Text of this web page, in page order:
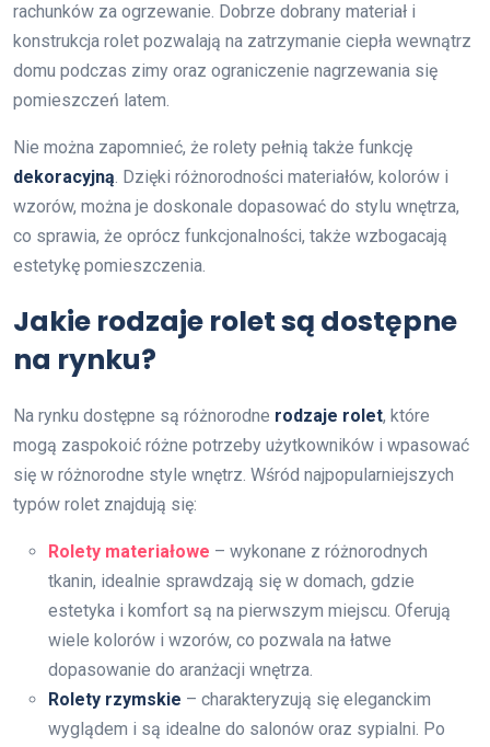
rachunków za ogrzewanie. Dobrze dobrany materiał i
konstrukcja rolet pozwalają na zatrzymanie ciepła wewnątrz
domu podczas zimy oraz ograniczenie nagrzewania się
pomieszczeń latem.
Nie można zapomnieć, że rolety pełnią także funkcję
dekoracyjną. Dzięki różnorodności materiałów, kolorów i
wzorów, można je doskonale dopasować do stylu wnętrza,
co sprawia, że oprócz funkcjonalności, także wzbogacają
estetykę pomieszczenia.
Jakie rodzaje rolet są dostępne
na rynku?
Na rynku dostępne są różnorodne rodzaje rolet, które
mogą zaspokoić różne potrzeby użytkowników i wpasować
się w różnorodne style wnętrz. Wśród najpopularniejszych
typów rolet znajdują się:
Rolety materiałowe – wykonane z różnorodnych
tkanin, idealnie sprawdzają się w domach, gdzie
estetyka i komfort są na pierwszym miejscu. Oferują
wiele kolorów i wzorów, co pozwala na łatwe
dopasowanie do aranżacji wnętrza.
Rolety rzymskie – charakteryzują się eleganckim
wyglądem i są idealne do salonów oraz sypialni. Po